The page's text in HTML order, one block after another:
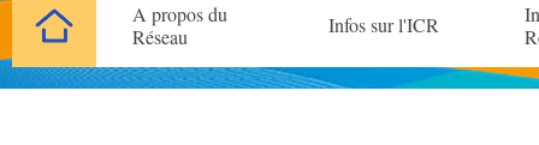
A propos du
Réseau
Infos sur l'ICR